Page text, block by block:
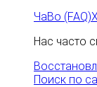
ЧаВо (FAQ)
Нас часто
Поиск по